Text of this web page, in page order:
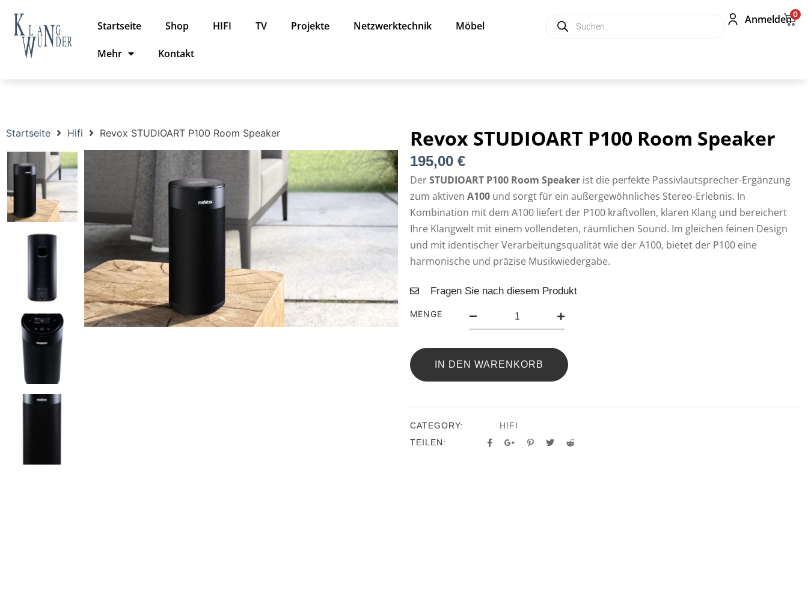
Startseite Shop HIFI TV Projekte Netzwerktechnik Möbel
Mehr Kontakt
Anmelden0
Startseite Hifi Revox STUDIOART P100 Room Speaker Revox STUDIOART P100 Room Speaker
195,00 €
DerSTUDIOART P100 Room Speaker ist die perfekte Passivlautsprecher-Ergänzung
zum aktiven A100 und sorgt für ein außergewöhnliches Stereo-Erlebnis. In
Kombination mit dem A100 liefert der P100 kraftvollen, klaren Klang und bereichert
Ihre Klangwelt mit einem vollendeten, räumlichen Sound. Im gleichen feinen Design
und mit identischer Verarbeitungsqualität wie der A100, bietet der P100 eine
harmonische und präzise Musikwiedergabe.
Fragen Sie nach diesem Produkt
MENGE
IN DEN WARENKORB
CATEGORY:
HIFI
TEILEN: